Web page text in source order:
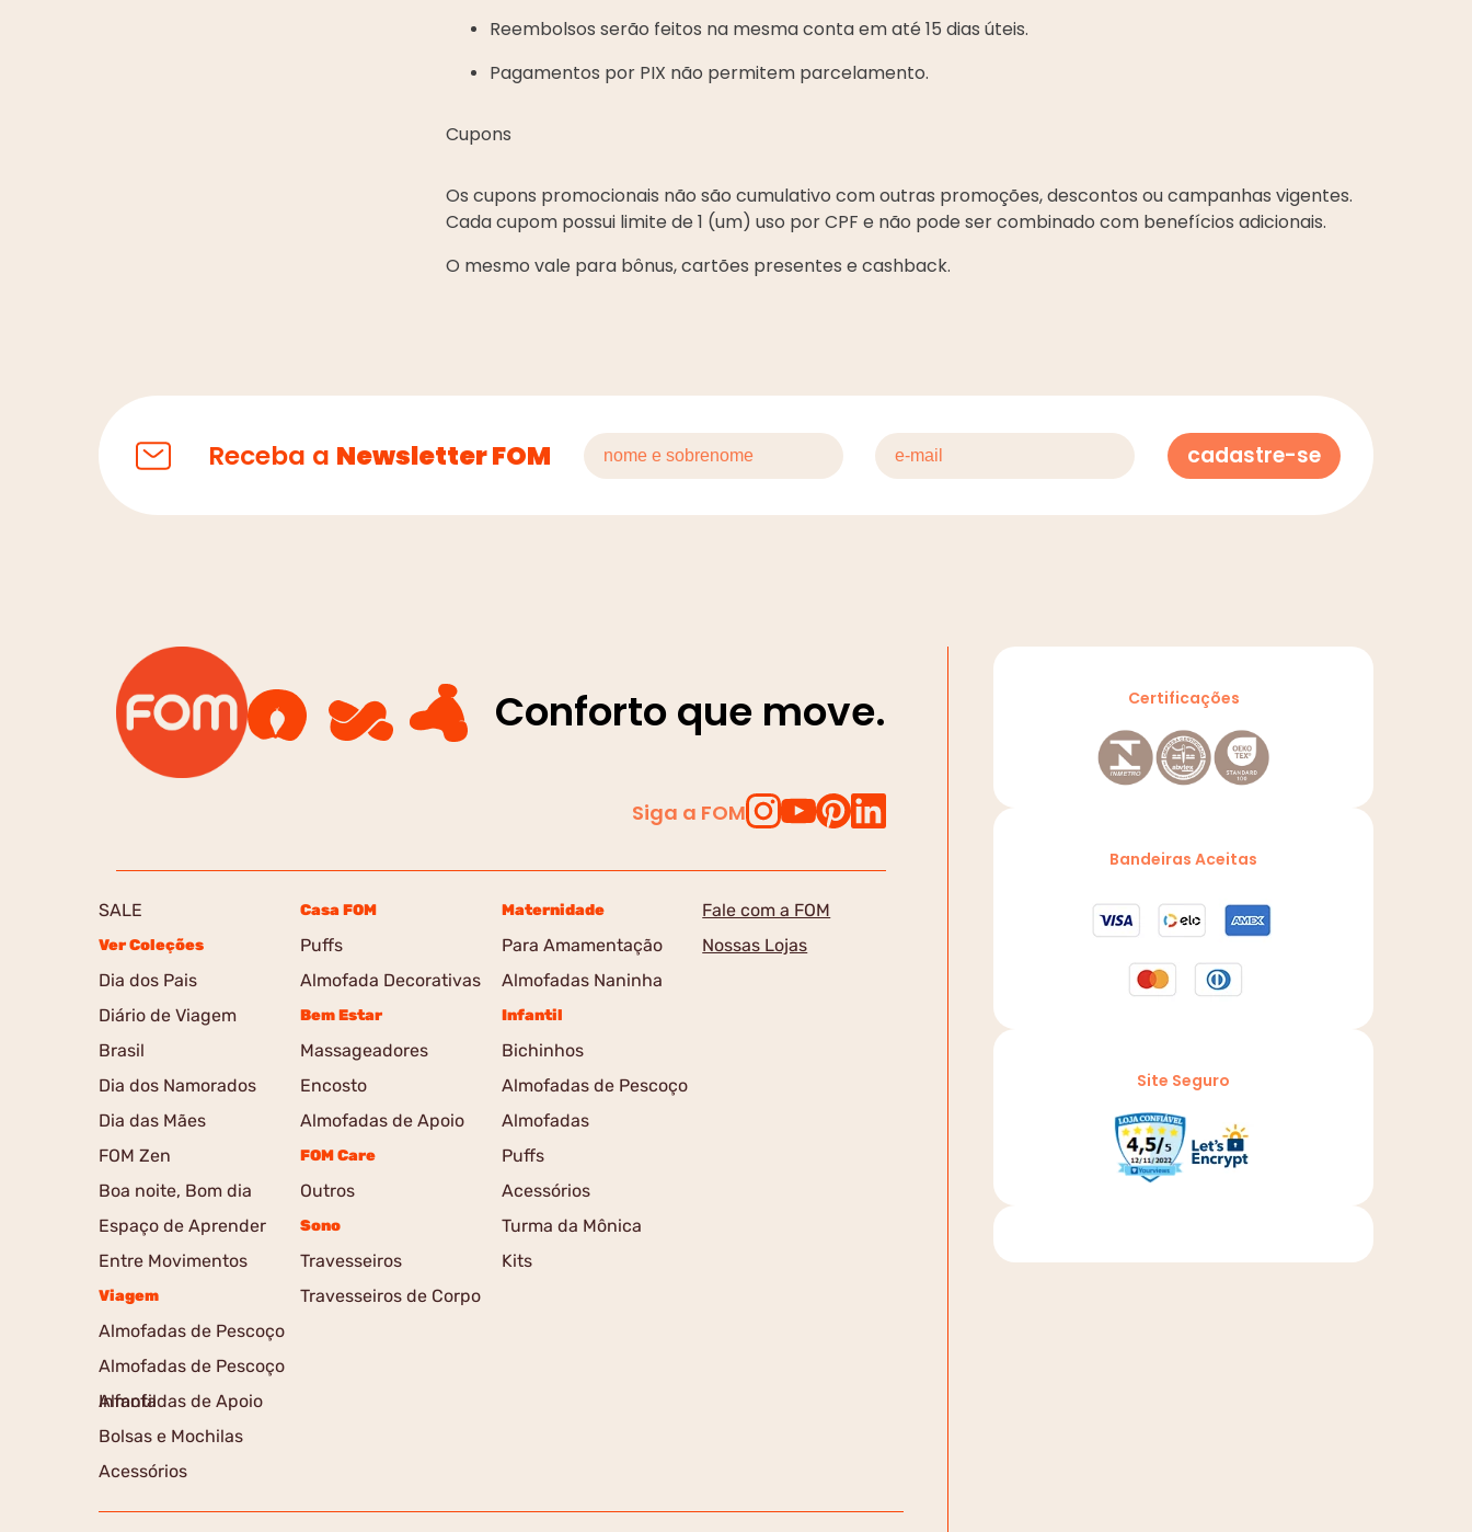
Reembolsos serão feitos na mesma conta em até 15 dias úteis.
Pagamentos por PIX não permitem parcelamento.
Cupons
Os cupons promocionais não são cumulativo com outras promoções, descontos ou campanhas vigentes.
Cada cupom possui limite de 1 (um) uso por CPF e não pode ser combinado com benefícios adicionais.
O mesmo vale para bônus, cartões presentes e cashback.
Receba a Newsletter FOM cadastre-se
Conforto que move.
Siga a FOM
SALE
Ver Coleções
Dia dos Pais
Diário de Viagem
Brasil
Dia dos Namorados
Dia das Mães
FOM Zen
Boa noite, Bom dia
Espaço de Aprender
Entre Movimentos
Viagem
Almofadas de Pescoço
Almofadas de Pescoço
Infantil
Almofadas de Apoio
Bolsas e Mochilas
Acessórios
Casa FOM
Puffs
Almofada Decorativas
Bem Estar
Massageadores
Encosto
Almofadas de Apoio
FOM Care
Outros
Sono
Travesseiros
Travesseiros de Corpo
Maternidade
Para Amamentação
Almofadas Naninha
Infantil
Bichinhos
Almofadas de Pescoço
Almofadas
Puffs
Acessórios
Turma da Mônica
Kits
Fale com a FOM
Nossas Lojas
Certificações
Bandeiras Aceitas
Site Seguro